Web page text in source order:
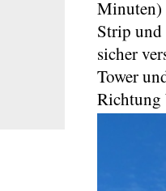
Minuten)
Strip und
sicher
Tower
Richtung